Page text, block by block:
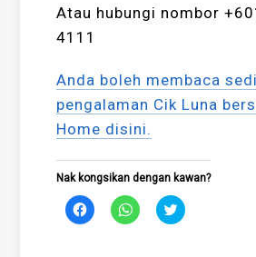
Atau hubungi nombor
4111
Anda boleh membaca
pengalaman Cik Luna
Home disini.
Nak kongsikan dengan kawan?
Click
to
Click
to
Click
to